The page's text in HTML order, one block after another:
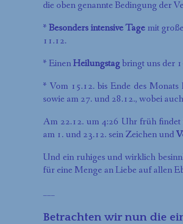
die oben genannte Bedingung der
*Besonders intensive Tage mit
11.12.
* EinenHeilungstagbringt uns der
* Vom 15.12. bis Ende des
sowie am 27. und 28.12., wobei
Am 22.12. um 4:26 Uhr früh findet
am 1. und 23.12. sein Zeichen und
Und ein ruhiges und wirklich
für eine Menge an Liebe auf allen
___
Betrachten wir nun die